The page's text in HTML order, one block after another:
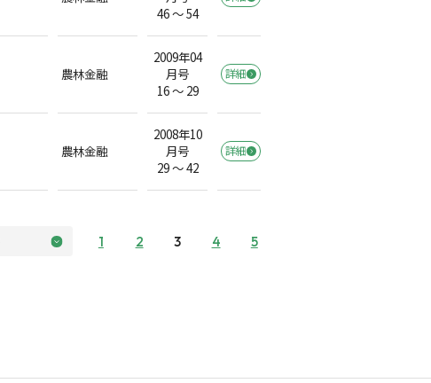
46 ～ 54
農林金融
2009年04
月号
16 ～ 29
詳細
農林金融
2008年10
月号
29 ～ 42
詳細
1 2 3 4 5